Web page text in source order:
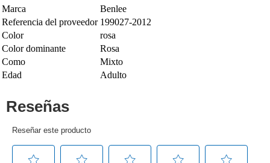
Marca
Benlee
Referencia del proveedor 199027-2012
Color
rosa
Color dominante
Rosa
Como
Mixto
Edad
Adulto